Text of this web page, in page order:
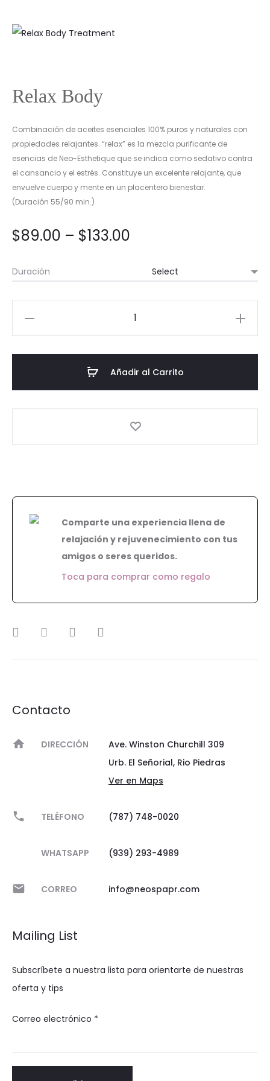
Relax Body
Combinación de aceites esenciales 100% puros y naturales con
propiedades relajantes. “relax” es la mezcla purificante de
esencias de Neo-Esthetique que se indica como sedativo contra
el cansancio y el estrés. Constituye un excelente relajante, que
envuelve cuerpo y mente en un placentero bienestar.
(Duración 55/90 min.)
$89.00 – $133.00
Duración
Añadir al Carrito
Comparte una experiencia llena de
relajación y rejuvenecimiento con tus
amigos o seres queridos.
Toca para comprar como regalo
SHARE
Contacto
DIRECCIÓN
Ave. Winston Churchill 309
Urb. El Señorial, Rio Piedras
Ver en Maps
TELÉFONO (787) 748-0020
WHATSAPP (939) 293-4989
CORREO info@neospapr.com
Mailing List
Subscríbete a nuestra lista para orientarte de nuestras
oferta y tips
Correo electrónico *